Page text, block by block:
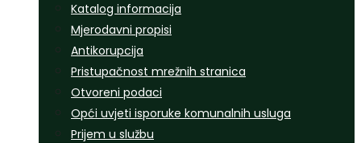
Katalog informacija
Mjerodavni propisi
Antikorupcija
Pristupačnost mrežnih stranica
Otvoreni podaci
Opći uvjeti isporuke komunalnih usluga
Prijem u službu